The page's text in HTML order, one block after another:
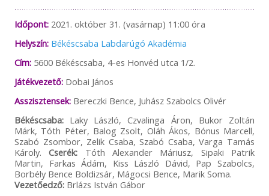
Időpont:2021. október 31. (vasárnap) 11:00 óra
Helyszín: Békéscsaba Labdarúgó Akadémia
Cím:5600 Békéscsaba, 4-es Honvéd utca 1/2.
Játékvezető:Dobai János
Asszisztensek:Bereczki Bence, Juhász Szabolcs Olivér
Békéscsaba:Laky László, Czvalinga Áron, Bukor Zoltán
Márk, Tóth Péter, Balog Zsolt, Oláh Ákos, Bónus Marcell,
Szabó Zsombor, Zelik Csaba, Szabó Csaba, Varga Tamás
Károly.Cserék: Tóth Alexander Máriusz, Sipaki Patrik
Martin, Farkas Ádám, Kiss László Dávid, Pap Szabolcs,
Borbély Bence Boldizsár, Mágocsi Bence, Marik Soma.
Vezetőedző:Brlázs István Gábor